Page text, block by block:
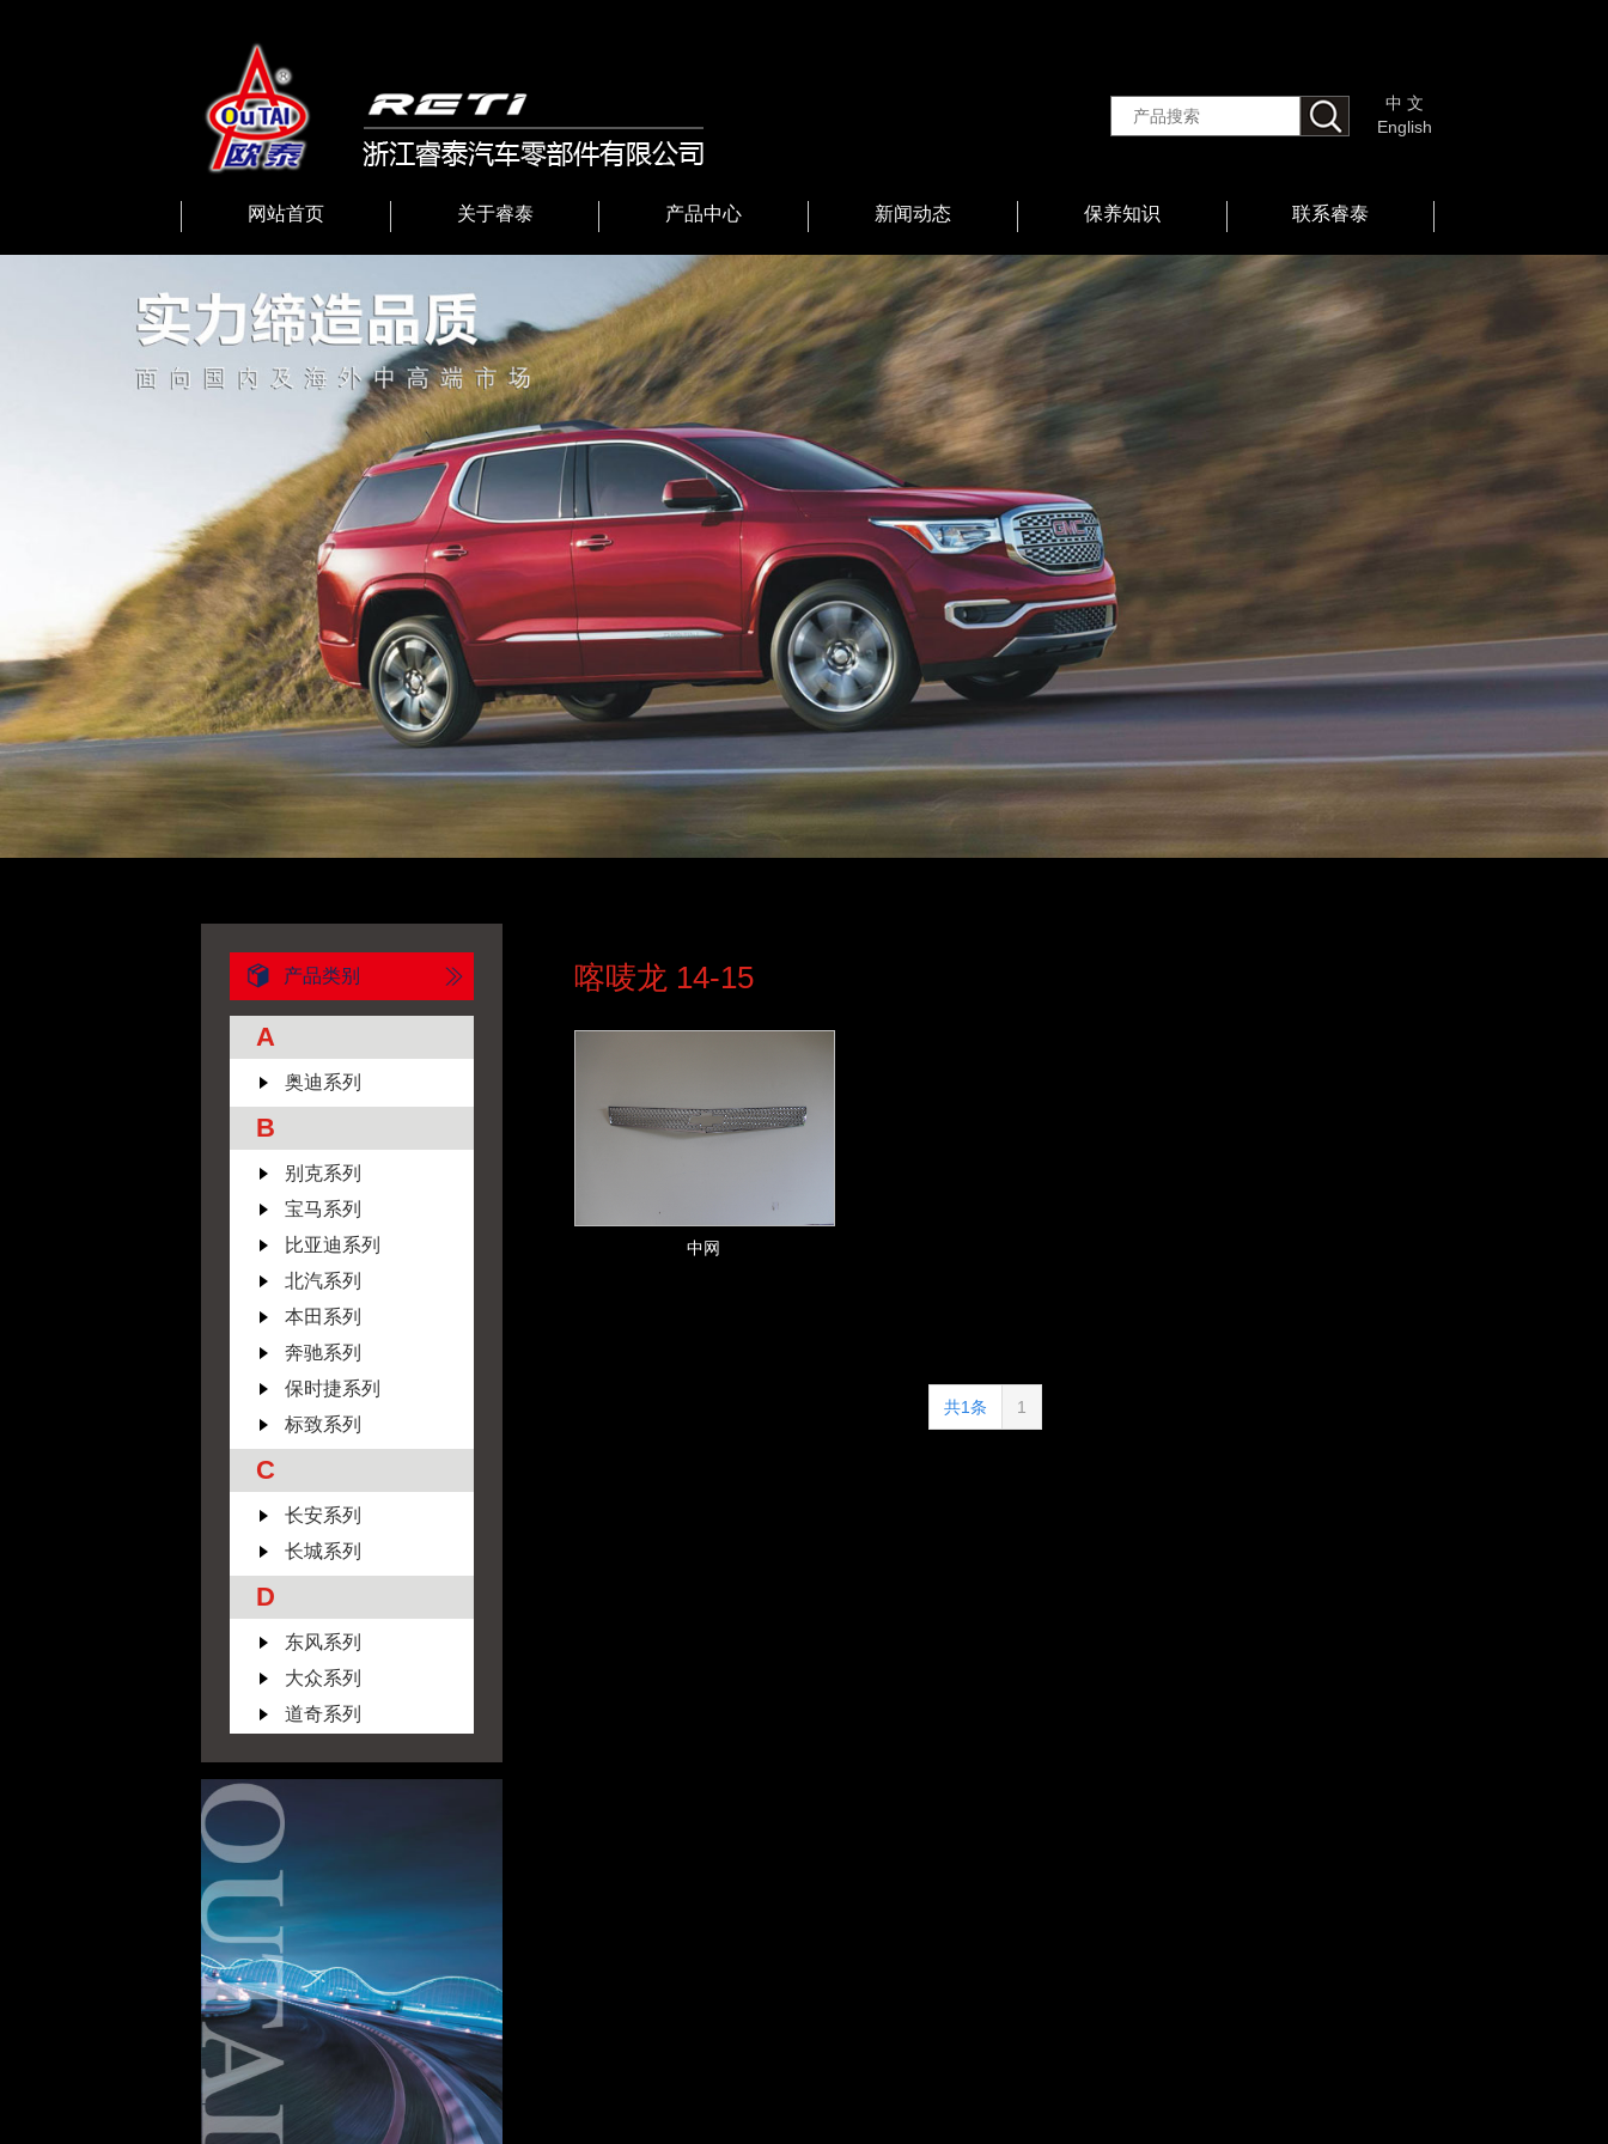
中 文
English
网站首页 关于睿泰 产品中心 新闻动态 保养知识 联系睿泰
产品类别
A
奥迪系列
B
别克系列
宝马系列
比亚迪系列
北汽系列
本田系列
奔驰系列
保时捷系列
标致系列
C
长安系列
长城系列
D
东风系列
大众系列
道奇系列
F
G
GMC系列
I
ISUZU系列
喀唛龙 14-15
中网
共1条 1